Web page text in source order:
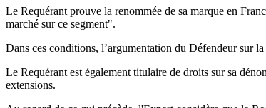
Le Requérant prouve la renommée de sa marque en
marché sur ce segment".
Dans ces conditions, l’argumentation du Défendeur sur
Le Requérant est également titulaire de droits sur sa
extensions.